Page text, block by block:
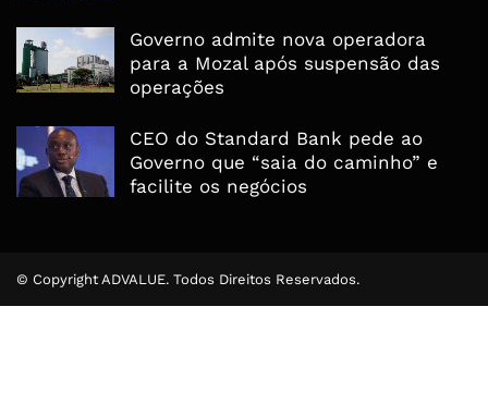
Governo admite nova operadora
para a Mozal após suspensão das
operações
CEO do Standard Bank pede ao
Governo que “saia do caminho” e
facilite os negócios
© Copyright ADVALUE. Todos Direitos Reservados.